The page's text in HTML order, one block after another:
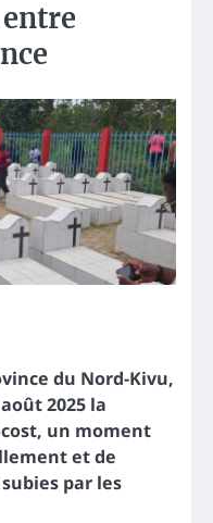
du Nord-Kivu,
2025 la
un moment
et de
par les